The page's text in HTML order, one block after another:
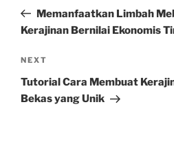
PostMemanfaatkan Limbah
Kerajinan Bernilai Ekonomis
Next
Post
NEXT
Tutorial Cara Membuat
Bekas yang Unik